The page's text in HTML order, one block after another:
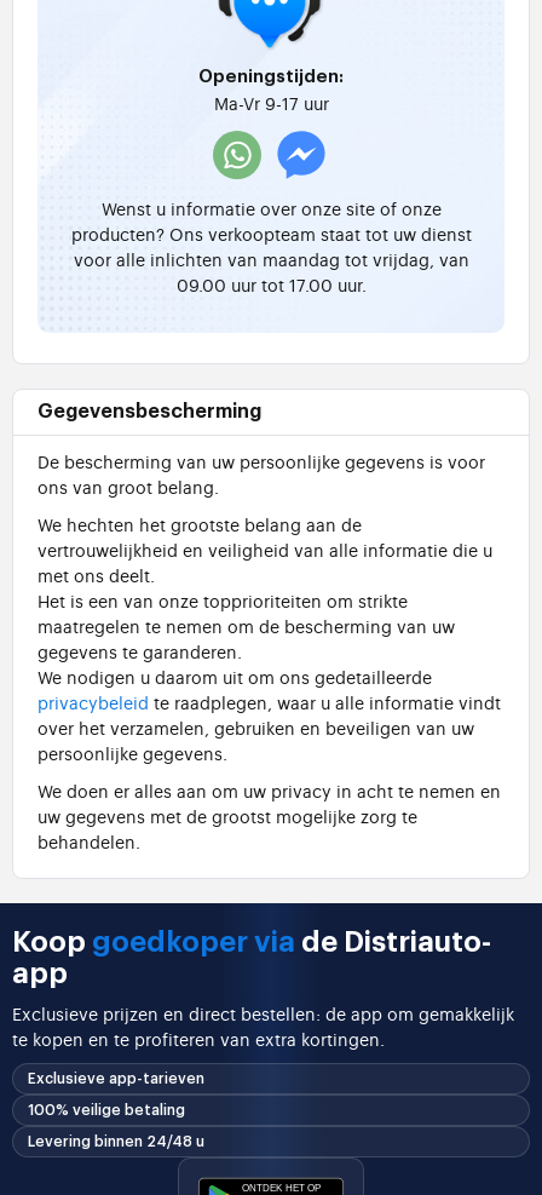
Openingstijden:
Ma-Vr 9-17 uur
Wenst u informatie over onze site of onze
producten? Ons verkoopteam staat tot uw dienst
voor alle inlichten van maandag tot vrijdag, van
09.00 uur tot 17.00 uur.
Gegevensbescherming
De bescherming van uw persoonlijke gegevens is voor
ons van groot belang.
We hechten het grootste belang aan de
vertrouwelijkheid en veiligheid van alle informatie die u
met ons deelt.
Het is een van onze topprioriteiten om strikte
maatregelen te nemen om de bescherming van uw
gegevens te garanderen.
We nodigen u daarom uit om ons gedetailleerde
privacybeleid te raadplegen, waar u alle informatie vindt
over het verzamelen, gebruiken en beveiligen van uw
persoonlijke gegevens.
We doen er alles aan om uw privacy in acht te nemen en
uw gegevens met de grootst mogelijke zorg te
behandelen.
Koop goedkoper via de Distriauto-
app
Exclusieve prijzen en direct bestellen: de app om gemakkelijk
te kopen en te profiteren van extra kortingen.
Exclusieve app-tarieven
100% veilige betaling
Levering binnen 24/48 u